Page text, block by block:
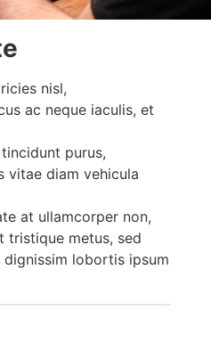
nisl,
ac neque iaculis, et
purus,
vitae diam vehicula
at ullamcorper non,
tristique metus, sed
lobortis ipsum